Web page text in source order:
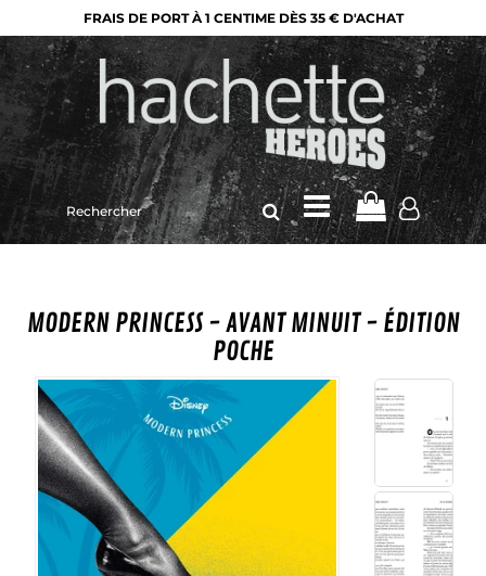
FRAIS DE PORT À 1 CENTIME DÈS 35 € D'ACHAT
Rechercher
sur
le
MODERN PRINCESS - AVANT MINUIT - ÉDITION
POCHE